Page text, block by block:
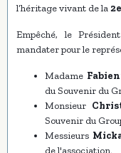
l’héritage vivant de la
Empêché, le Président
mandater pour le
Madame
du Souvenir du
Monsieur
Souvenir du
Messieurs
de l'association.